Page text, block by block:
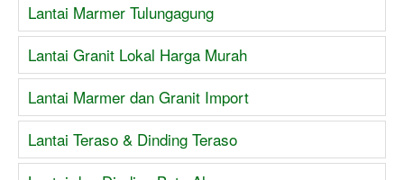
Lantai Marmer Tulungagung
Lantai Granit Lokal Harga Murah
Lantai Marmer dan Granit Import
Lantai Teraso & Dinding Teraso